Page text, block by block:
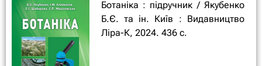
Ботаніка : підручник / Якубенко
Б.Є. та ін. Київ : Видавництво
Ліра-К, 2024. 436 с.